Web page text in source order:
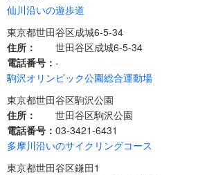
仙川沿いの遊歩道
東京都世田谷区成城6-5-34
住所：
世田谷区成城6-5-34
電話番号： -
駒沢オリンピック公園総合運動場
東京都世田谷区駒沢公園
住所：
世田谷区駒沢公園
電話番号： 03-3421-6431
多摩川沿いのサイクリングコース
東京都世田谷区鎌田1